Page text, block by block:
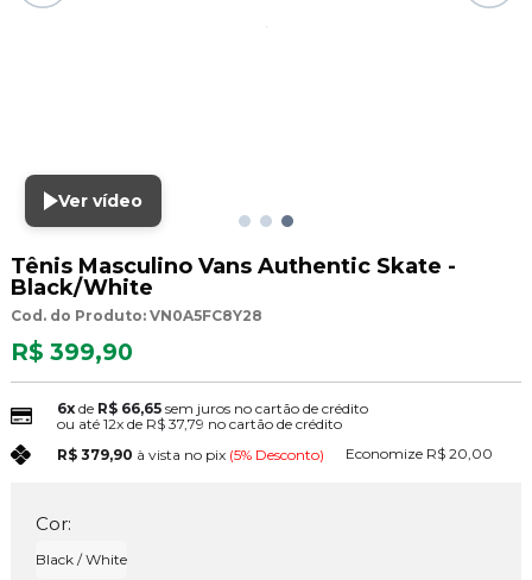
Ver vídeo
Tênis Masculino Vans Authentic Skate -
Black/White
Cod. do Produto: VN0A5FC8Y28
R$ 399,90
6xde R$ 66,65 sem juros no cartão de crédito
ou até 12xde R$ 37,79 no cartão de crédito
R$ 379,90 à vista no pix (5% Desconto) Economize R$ 20,00
Cor:
Black / White